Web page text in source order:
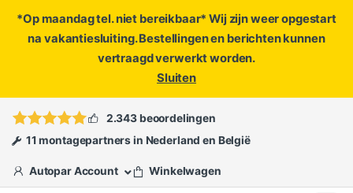
*Op maandag tel. niet bereikbaar* Wij zijn weer opgestart
na vakantiesluiting. Bestellingen en berichten kunnen
vertraagd verwerkt worden.
Sluiten
ofopen een ticket
2.343 beoordelingen
11 montagepartners in Nederland en België
Autopar Account Winkelwagen